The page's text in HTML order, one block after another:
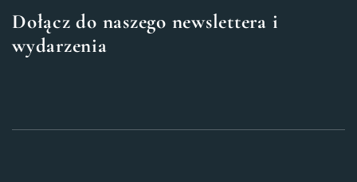
Dołącz do naszego newslettera i
wydarzenia